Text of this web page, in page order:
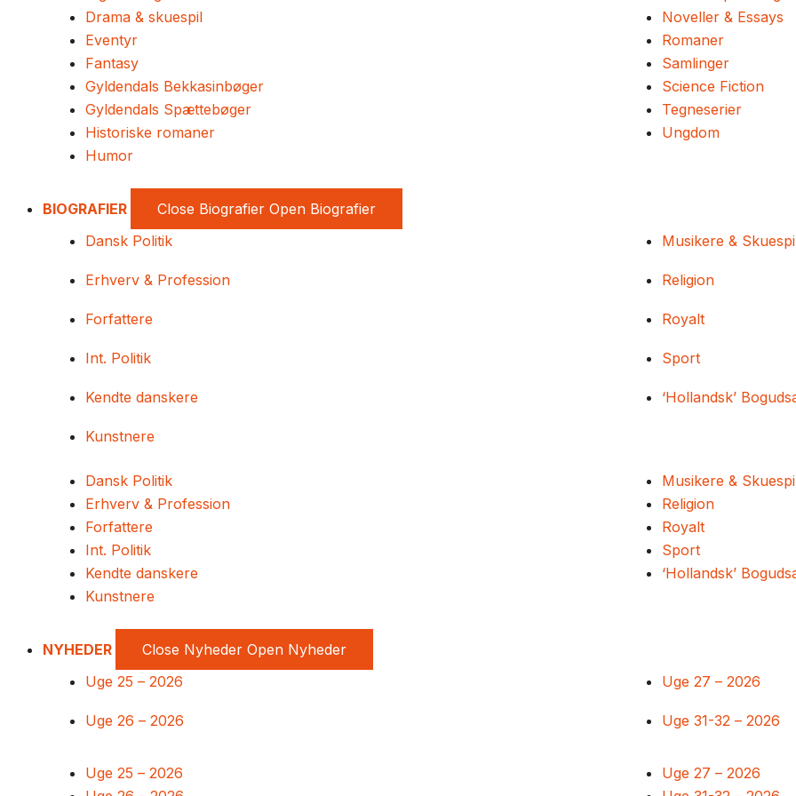
Drama & skuespil
Eventyr
Fantasy
Gyldendals Bekkasinbøger
Gyldendals Spættebøger
Historiske romaner
Humor
Noveller & Essays
Romaner
Samlinger
Science Fiction
Tegneserier
Ungdom
BIOGRAFIER Close Biografier Open Biografier
Dansk Politik
Erhverv & Profession
Forfattere
Int. Politik
Kendte danskere
Kunstnere
Musikere &
Religion
Royalt
Sport
‘Hollandsk’
Dansk Politik
Erhverv & Profession
Forfattere
Int. Politik
Kendte danskere
Kunstnere
Musikere &
Religion
Royalt
Sport
‘Hollandsk’
NYHEDER Close Nyheder Open Nyheder
Uge 25 – 2026
Uge 26 – 2026
Uge 27 – 2026
Uge 31-32 – 2026
Uge 25 – 2026
Uge 27 – 2026